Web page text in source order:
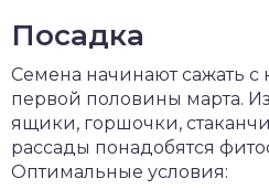
Посадка
Семена начинают сажать с
первой половины марта.
ящики, горшочки,
рассады понадобятся
Оптимальные условия: